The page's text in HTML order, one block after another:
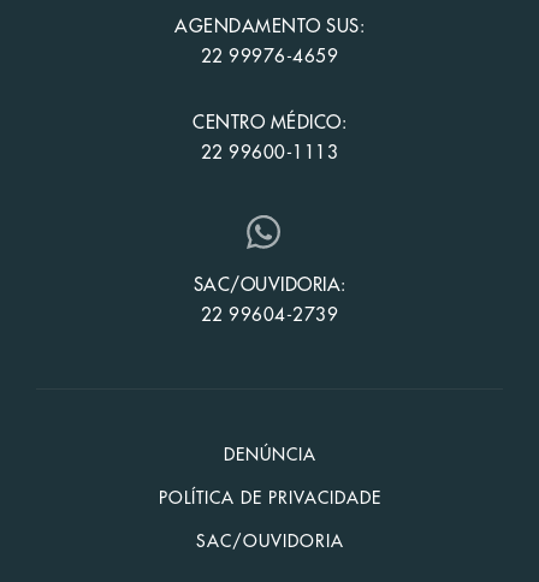
AGENDAMENTO SUS:
22 99976-4659
CENTRO MÉDICO:
22 99600-1113
SAC/OUVIDORIA:
22 99604-2739
SAC/OUVIDORIA
POLÍTICA DE PRIVACIDADE
DENÚNCIA